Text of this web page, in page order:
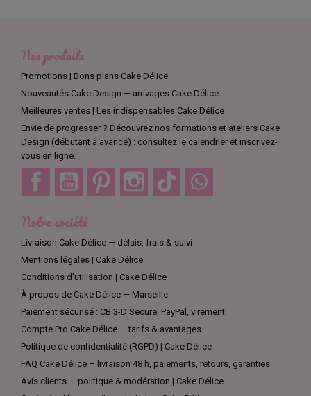
Nos produits
Promotions | Bons plans Cake Délice
Nouveautés Cake Design — arrivages Cake Délice
Meilleures ventes | Les indispensables Cake Délice
Envie de progresser ? Découvrez nos formations et ateliers Cake
Design (débutant à avancé) : consultez le calendrier et inscrivez-
vous en ligne.
Facebook YouTube Pinterest Instagram TikTok
Notre société
Livraison Cake Délice — délais, frais & suivi
Mentions légales | Cake Délice
Conditions d’utilisation | Cake Délice
À propos de Cake Délice — Marseille
Paiement sécurisé : CB 3-D Secure, PayPal, virement
Compte Pro Cake Délice — tarifs & avantages
Politique de confidentialité (RGPD) | Cake Délice
FAQ Cake Délice – livraison 48 h, paiements, retours, garanties
Avis clients — politique & modération | Cake Délice